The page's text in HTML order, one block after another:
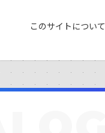
このサイトについて